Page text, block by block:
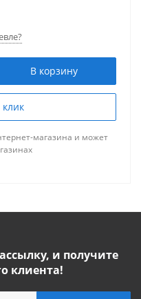
В корзину
магазина и может
и получите
клиента!